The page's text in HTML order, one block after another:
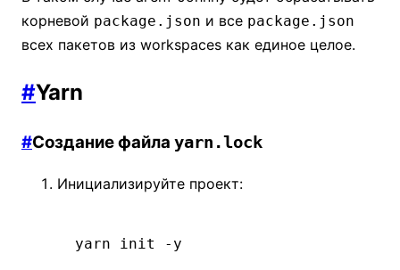
корневой package.json и все package.json
всех пакетов из workspaces как единое целое.
#Yarn
#Создание файла yarn.lock
Инициализируйте проект:
yarn init -y